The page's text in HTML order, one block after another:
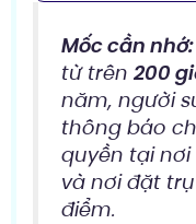
Mốc cần nhớ:
từ trên 200
năm, người
thông báo
quyền tại
và nơi đặt
điểm.